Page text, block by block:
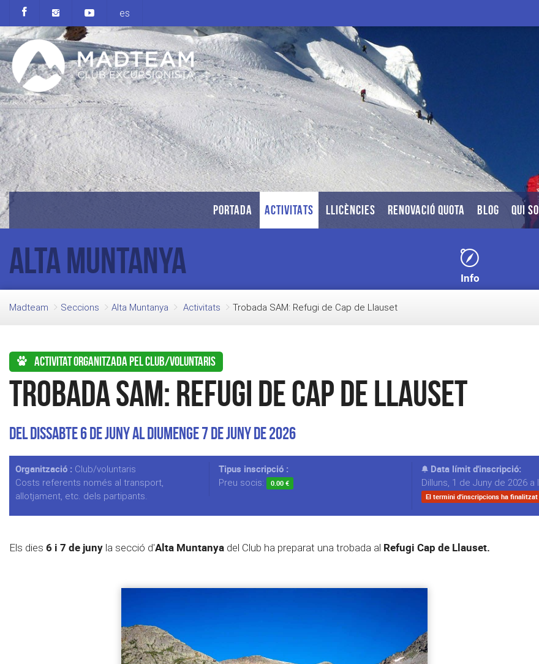
es
PORTADA ACTIVITATS LLICÈNCIES RENOVACIÓ QUOTA BLOG QUI
Alta Muntanya Info
Madteam Seccions Alta Muntanya Activitats Trobada SAM: Refugi de Cap de Llauset
Activitat organitzada pel club/voluntaris
Trobada SAM: Refugi de Cap de Llauset
Del Dissabte 6 de Juny al Diumenge 7 de Juny de 2026
Organització : Club/voluntaris
Costs referents només al transport,
allotjament, etc. dels partipants.
Tipus inscripció :
Preu socis: 0.00 €
Data límit d'inscripció:
Dilluns, 1 de Juny de 2026 a
El termini d'inscripcions ha finalitzat
Els dies 6 i 7 de juny la secció d'Alta Muntanya del Club ha preparat una trobada al Refugi Cap de Llauset.